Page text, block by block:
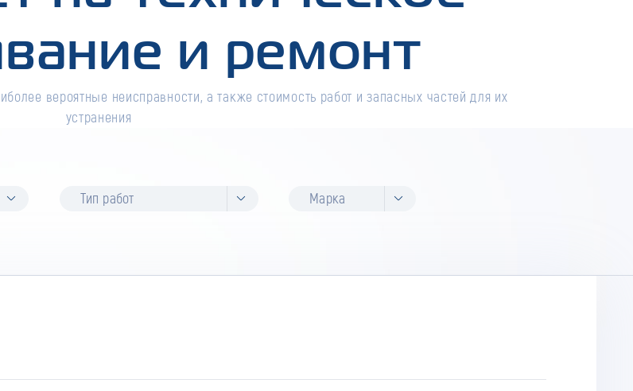
и ремонт
вероятные неисправности, а также стоимость работ и запасных частей для их
устранения
Тип работ Марка